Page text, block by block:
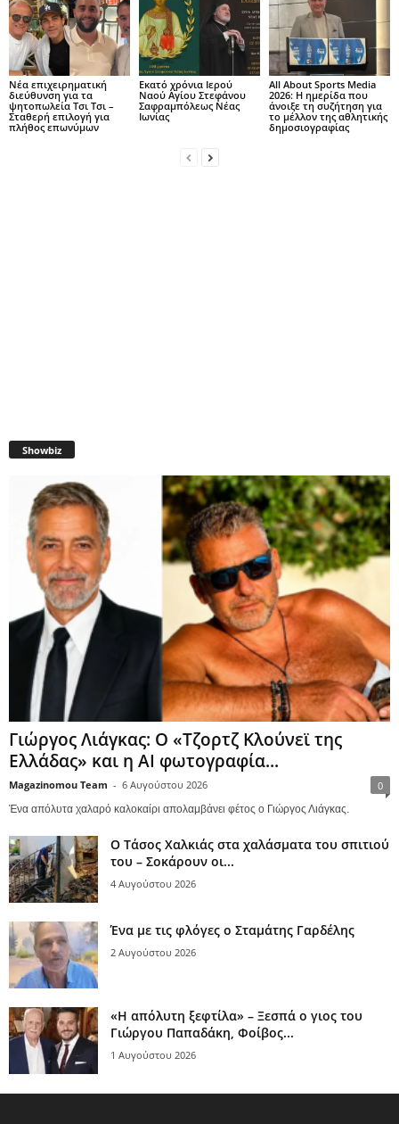
Νέα επιχειρηματική
διεύθυνση για τα
ψητοπωλεία Τσι Τσι –
Σταθερή επιλογή για
πλήθος επωνύμων
Εκατό χρόνια Ιερού
Ναού Αγίου Στεφάνου
Σαφραμπόλεως Νέας
Ιωνίας
All About Sports Media
2026: Η ημερίδα που
άνοιξε τη συζήτηση για
το μέλλον της αθλητικής
δημοσιογραφίας
Showbiz
Γιώργος Λιάγκας: Ο «Τζορτζ Κλούνεϊ της
Ελλάδας» και η AI φωτογραφία...
Magazinomou Team - 6 Αυγούστου 2026 0
Ένα απόλυτα χαλαρό καλοκαίρι απολαμβάνει φέτος ο Γιώργος Λιάγκας.
Ο Τάσος Χαλκιάς στα χαλάσματα του σπιτιού
του – Σοκάρουν οι...
4 Αυγούστου 2026
Ένα με τις φλόγες ο Σταμάτης Γαρδέλης
2 Αυγούστου 2026
«Η απόλυτη ξεφτίλα» – Ξεσπά ο γιος του
Γιώργου Παπαδάκη, Φοίβος...
1 Αυγούστου 2026